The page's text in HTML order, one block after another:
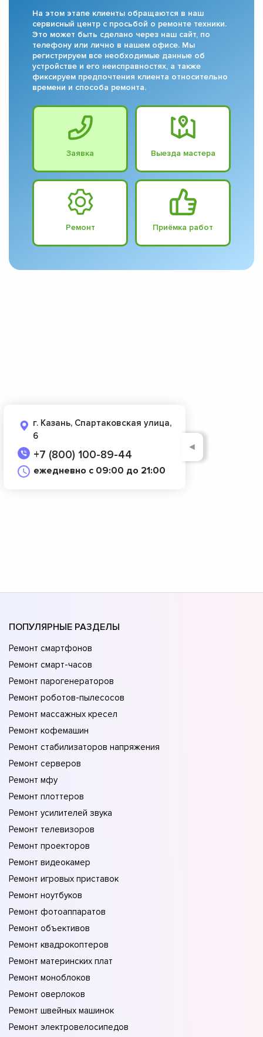
На этом этапе клиенты обращаются в наш
сервисный центр с просьбой о ремонте техники.
Это может быть сделано через наш сайт, по
телефону или лично в нашем офисе. Мы
регистрируем все необходимые данные об
устройстве и его неисправностях, а также
фиксируем предпочтения клиента относительно
времени и способа ремонта.
Заявка Выезда мастера
Ремонт Приёмка работ
г. Казань, Спартаковская улица,
6
+7 (800) 100-89-44
ежедневно с 09:00 до 21:00
◄
ПОПУЛЯРНЫЕ РАЗДЕЛЫ
Ремонт смартфонов
Ремонт смарт-часов
Ремонт парогенераторов
Ремонт роботов-пылесосов
Ремонт массажных кресел
Ремонт кофемашин
Ремонт стабилизаторов напряжения
Ремонт серверов
Ремонт мфу
Ремонт плоттеров
Ремонт усилителей звука
Ремонт телевизоров
Ремонт проекторов
Ремонт видеокамер
Ремонт игровых приставок
Ремонт ноутбуков
Ремонт фотоаппаратов
Ремонт объективов
Ремонт квадрокоптеров
Ремонт материнских плат
Ремонт моноблоков
Ремонт оверлоков
Ремонт швейных машинок
Ремонт электровелосипедов